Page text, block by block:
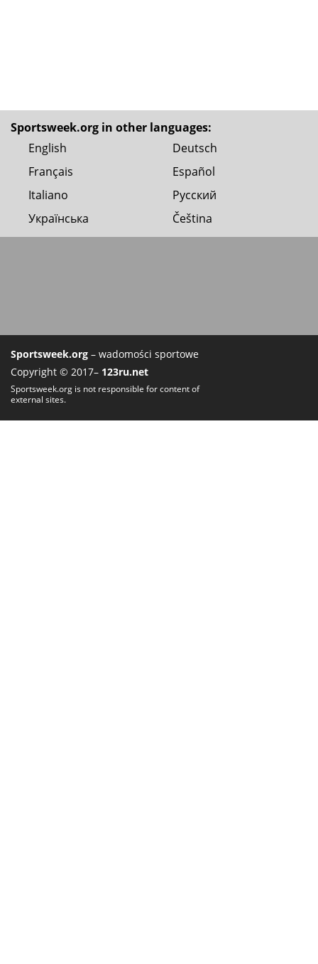
Sportsweek.org in other languages:
English
Deutsch
Français
Español
Italiano
Русский
Українська
Čeština
Sportsweek.org – wadomości sportowe
Copyright © 2017– 123ru.net
Sportsweek.org is not responsible for content of
external sites.